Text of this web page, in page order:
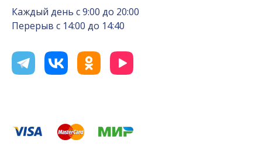
Каждый день с 9:00 до 20:00
Перерыв с 14:00 до 14:40